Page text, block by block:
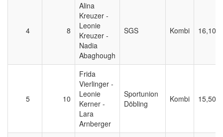
4 8
Alina
Kreuzer -
Leonie
Kreuzer -
Nadia
Abaghough
SGS Kombi 16,100
5 10
Frida
Vierlinger -
Leonie
Kerner -
Lara
Arnberger
Sportunion
Döbling
Kombi 15,500